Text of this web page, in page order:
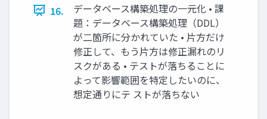
16.
データベース構築処理の一元化 • 課
題：データベース構築処理（DDL）
が二箇所に分かれていた • 片方だけ
修正して、もう片方は修正漏れのリ
スクがある • テストが落ちることに
よって影響範囲を特定したいのに、
想定通りにテ ストが落ちない